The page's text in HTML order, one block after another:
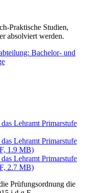
Praktische Studien,
absolviert werden.
Bachelor- und
Lehramt Primarstufe
Lehramt Primarstufe
1.9 MB)
Lehramt Primarstufe
2.7 MB)
Prüfungsordnung die